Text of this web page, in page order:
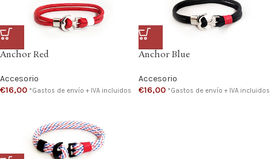
Anchor Red
Accesorio
€16,00 *Gastos de envío + IVA incluidos
Anchor Blue
Accesorio
€16,00 *Gastos de envío + IVA incluidos